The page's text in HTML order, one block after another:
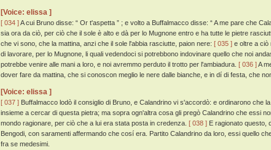
[Voice: elissa ]
[ 034 ]A cui Bruno disse: “ Or t'aspetta ” ; e volto a Buffalmacco disse: “ A me pare che
sia ora da ciò, per ciò che il sole è alto e dà per lo Mugnone entro e ha tutte le pietre
che vi sono, che la mattina, anzi che il sole l'abbia rasciutte, paion nere: [ 035 ] e oltre a ciò
di lavorare, per lo Mugnone, li quali vedendoci si potrebbono indovinare quello che noi
potrebbe venire alle mani a loro, e noi avremmo perduto il trotto per l'ambiadura. [ 036 ]A
dover fare da mattina, che si conoscon meglio le nere dalle bianche, e in dí di festa, che
[Voice: elissa ]
[ 037 ] Buffalmacco lodò il consiglio di Bruno, e Calandrino vi s'accordò: e ordinarono che
insieme a cercar di questa pietra; ma sopra ogn'altra cosa gli pregò Calandrino che essi
mondo ragionare, per ciò che a lui era stata posta in credenza. [ 038 ] E ragionato questo,
Bengodi, con saramenti affermando che cosí era. Partito Calandrino da loro, essi quello
fra se medesimi.